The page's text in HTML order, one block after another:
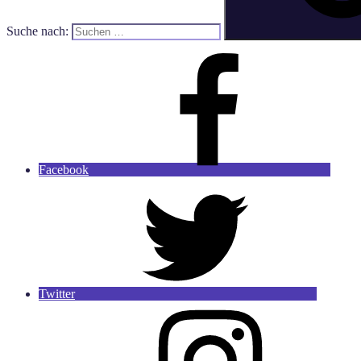
Suche nach:
Facebook
Twitter